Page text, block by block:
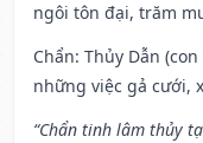
ngôi tôn đại, trăm
Chẩn: Thủy Dẫn
những việc gả cưới,
“Chẩn tinh lâm thủy